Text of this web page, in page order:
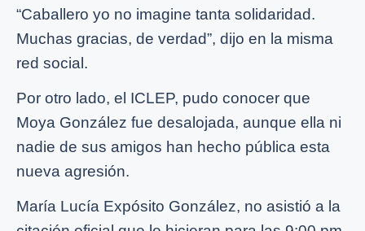
“Caballero yo no imagine tanta solidaridad.
Muchas gracias, de verdad”, dijo en la misma
red social.
Por otro lado, el ICLEP, pudo conocer que
Moya González fue desalojada, aunque ella ni
nadie de sus amigos han hecho pública esta
nueva agresión.
María Lucía Expósito González, no asistió a la